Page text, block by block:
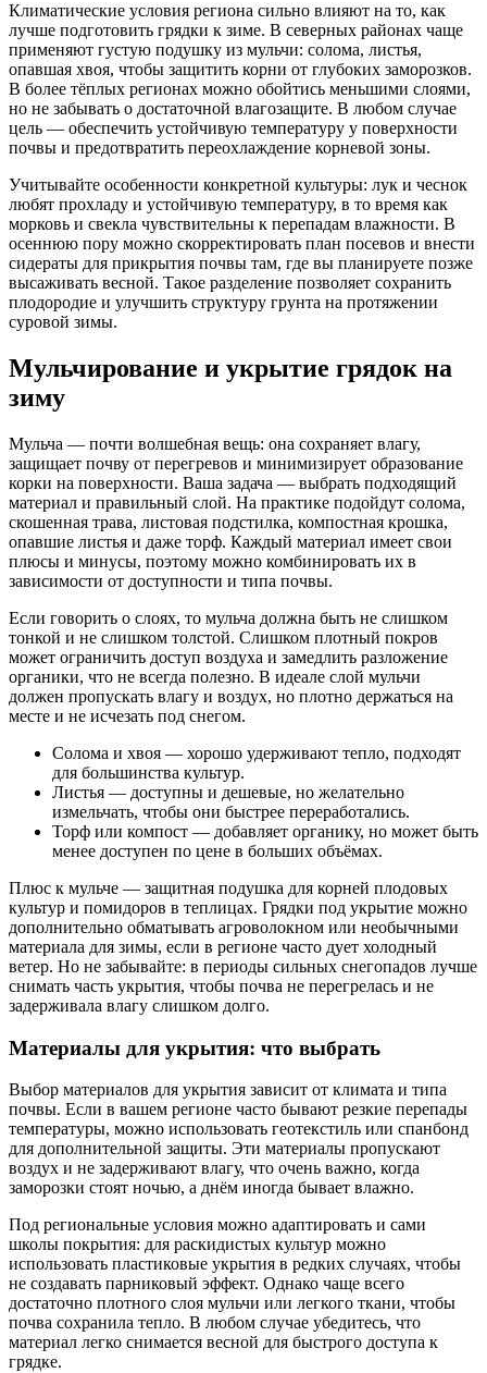
Климатические условия региона сильно влияют на то, как
лучше подготовить грядки к зиме. В северных районах чаще
применяют густую подушку из мульчи: солома, листья,
опавшая хвоя, чтобы защитить корни от глубоких заморозков.
В более тёплых регионах можно обойтись меньшими слоями,
но не забывать о достаточной влагозащите. В любом случае
цель — обеспечить устойчивую температуру у поверхности
почвы и предотвратить переохлаждение корневой зоны.
Учитывайте особенности конкретной культуры: лук и чеснок
любят прохладу и устойчивую температуру, в то время как
морковь и свекла чувствительны к перепадам влажности. В
осеннюю пору можно скорректировать план посевов и внести
сидераты для прикрытия почвы там, где вы планируете позже
высаживать весной. Такое разделение позволяет сохранить
плодородие и улучшить структуру грунта на протяжении
суровой зимы.
Мульчирование и укрытие грядок на
зиму
Мульча — почти волшебная вещь: она сохраняет влагу,
защищает почву от перегревов и минимизирует образование
корки на поверхности. Ваша задача — выбрать подходящий
материал и правильный слой. На практике подойдут солома,
скошенная трава, листовая подстилка, компостная крошка,
опавшие листья и даже торф. Каждый материал имеет свои
плюсы и минусы, поэтому можно комбинировать их в
зависимости от доступности и типа почвы.
Если говорить о слоях, то мульча должна быть не слишком
тонкой и не слишком толстой. Слишком плотный покров
может ограничить доступ воздуха и замедлить разложение
органики, что не всегда полезно. В идеале слой мульчи
должен пропускать влагу и воздух, но плотно держаться на
месте и не исчезать под снегом.
Солома и хвоя — хорошо удерживают тепло, подходят
для большинства культур.
Листья — доступны и дешевые, но желательно
измельчать, чтобы они быстрее переработались.
Торф или компост — добавляет органику, но может быть
менее доступен по цене в больших объёмах.
Плюс к мульче — защитная подушка для корней плодовых
культур и помидоров в теплицах. Грядки под укрытие можно
дополнительно обматывать агроволокном или необычными
материала для зимы, если в регионе часто дует холодный
ветер. Но не забывайте: в периоды сильных снегопадов лучше
снимать часть укрытия, чтобы почва не перегрелась и не
задерживала влагу слишком долго.
Материалы для укрытия: что выбрать
Выбор материалов для укрытия зависит от климата и типа
почвы. Если в вашем регионе часто бывают резкие перепады
температуры, можно использовать геотекстиль или спанбонд
для дополнительной защиты. Эти материалы пропускают
воздух и не задерживают влагу, что очень важно, когда
заморозки стоят ночью, а днём иногда бывает влажно.
Под региональные условия можно адаптировать и сами
школы покрытия: для раскидистых культур можно
использовать пластиковые укрытия в редких случаях, чтобы
не создавать парниковый эффект. Однако чаще всего
достаточно плотного слоя мульчи или легкого ткани, чтобы
почва сохранила тепло. В любом случае убедитесь, что
материал легко снимается весной для быстрого доступа к
грядке.